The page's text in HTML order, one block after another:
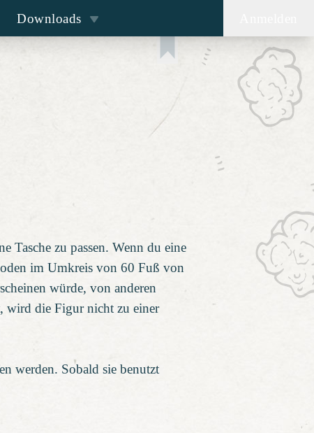
Downloads
Tasche zu passen. Wenn du eine
im Umkreis von 60 Fuß von
würde, von anderen
wird die Figur nicht zu einer
werden. Sobald sie benutzt